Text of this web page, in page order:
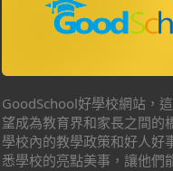
GoodSchool好學校網站，
望成為教育界和家長之間的
學校內的教學政策和好人好
悉學校的亮點美事，讓他們